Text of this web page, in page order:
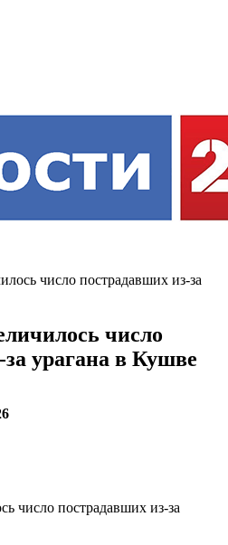
число пострадавших из-за
число
урагана в Кушве